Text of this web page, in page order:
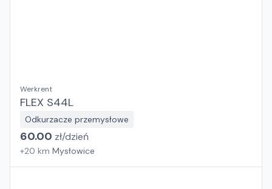
Werkrent
FLEX S44L
Odkurzacze przemysłowe
60.00 zł/dzień
+20 km Mysłowice